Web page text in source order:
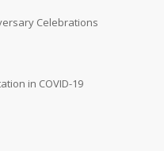
Celebrations
in COVID-19